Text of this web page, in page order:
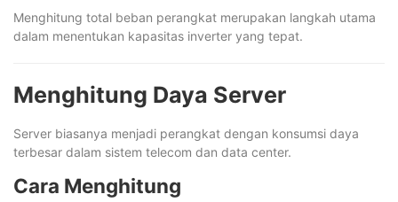
Menghitung total beban perangkat merupakan langkah utama
dalam menentukan kapasitas inverter yang tepat.
Menghitung Daya Server
Server biasanya menjadi perangkat dengan konsumsi daya
terbesar dalam sistem telecom dan data center.
Cara Menghitung